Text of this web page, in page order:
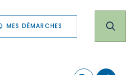
MES DÉMARCHES